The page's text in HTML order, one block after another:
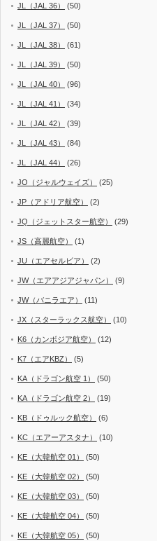
JL（JAL 36） (50)
JL（JAL 37） (50)
JL（JAL 38） (61)
JL（JAL 39） (50)
JL（JAL 40） (96)
JL（JAL 41） (34)
JL（JAL 42） (39)
JL（JAL 43） (84)
JL（JAL 44） (26)
JO（ジャルウェイズ） (25)
JP（アドリア航空） (2)
JQ（ジェットスター航空） (29)
JS（高麗航空） (1)
JU（エアセルビア） (2)
JW（エアアジアジャパン） (9)
JW（バニラエア） (11)
JX（スターラックス航空） (10)
K6（カンボジア航空） (12)
K7（エアKBZ） (5)
KA（ドラゴン航空 1） (50)
KA（ドラゴン航空 2） (19)
KB（ドゥルック航空） (6)
KC（エアーアスタナ） (10)
KE（大韓航空 01） (50)
KE（大韓航空 02） (50)
KE（大韓航空 03） (50)
KE（大韓航空 04） (50)
KE（大韓航空 05） (50)